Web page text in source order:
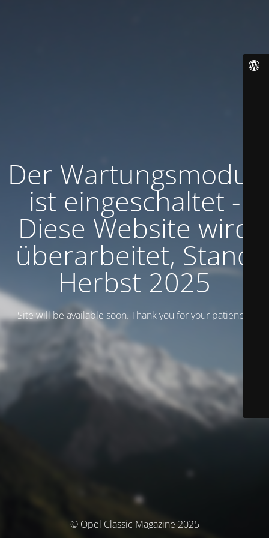
Der Wartungsmodus
ist eingeschaltet -
Diese Website wird
überarbeitet, Stand
Herbst 2025
Site will be available soon. Thank you for your patience!
© Opel Classic Magazine 2025